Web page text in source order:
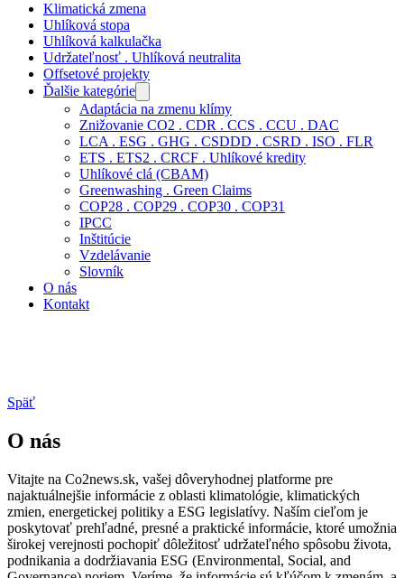
Klimatická zmena
Uhlíková stopa
Uhlíková kalkulačka
Udržateľnosť . Uhlíková neutralita
Offsetové projekty
Ďalšie kategórie
Adaptácia na zmenu klímy
Znižovanie CO2 . CDR . CCS . CCU . DAC
LCA . ESG . GHG . CSDDD . CSRD . ISO . FLR
ETS . ETS2 . CRCF . Uhlíkové kredity
Uhlíkové clá (CBAM)
Greenwashing . Green Claims
COP28 . COP29 . COP30 . COP31
IPCC
Inštitúcie
Vzdelávanie
Slovník
O nás
Kontakt
Späť
O nás
Vitajte na Co2news.sk, vašej dôveryhodnej platforme pre
najaktuálnejšie informácie z oblasti klimatológie, klimatických
zmien, energetickej politiky a ESG legislatívy. Naším cieľom je
poskytovať prehľadné, presné a praktické informácie, ktoré umožnia
širokej verejnosti pochopiť dôležitosť udržateľného spôsobu života,
podnikania a dodržiavania ESG (Environmental, Social, and